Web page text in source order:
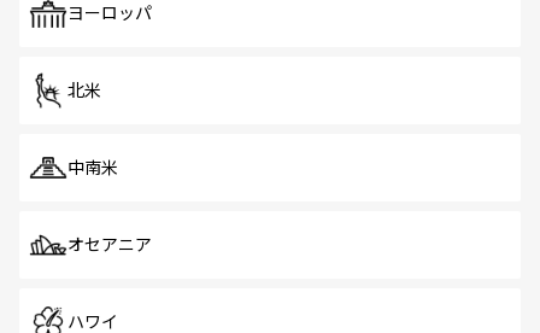
で、ホーカーズは地元の風情を楽しめる外せないスポット
ヨーロッパ
北米
中南米
オセアニア
ハワイ